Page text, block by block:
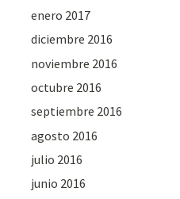
enero 2017
diciembre 2016
noviembre 2016
octubre 2016
septiembre 2016
agosto 2016
julio 2016
junio 2016